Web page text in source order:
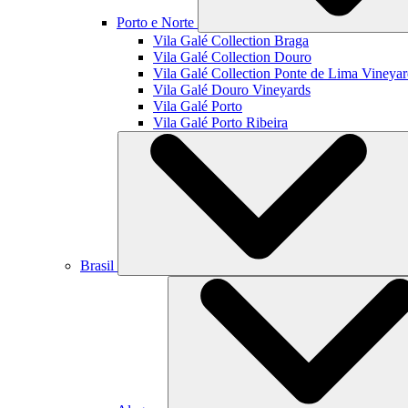
Porto e Norte
Vila Galé Collection Braga
Vila Galé Collection Douro
Vila Galé Collection Ponte de Lima
Vila Galé Douro Vineyards
Vila Galé Porto
Vila Galé Porto Ribeira
Brasil